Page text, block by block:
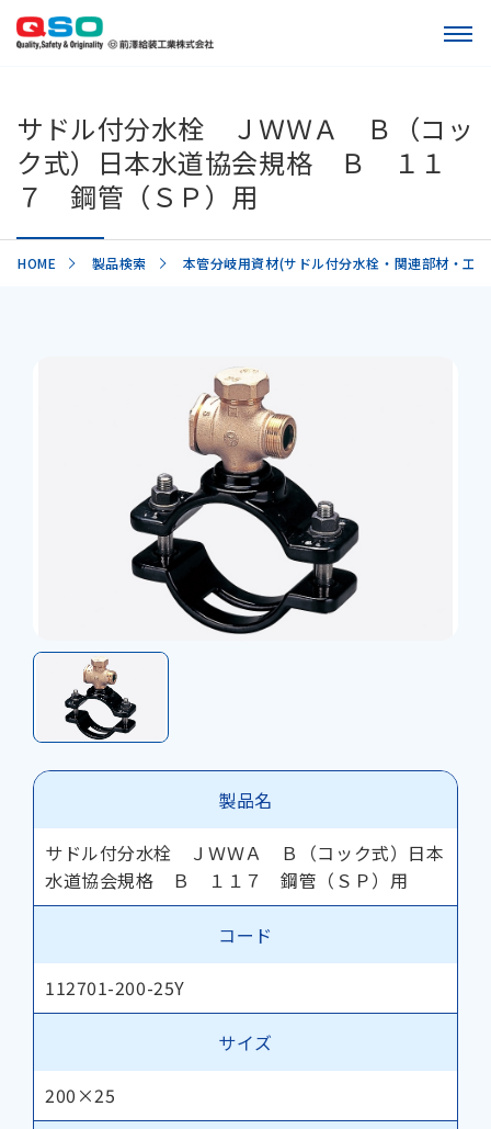
サドル付分水栓 ＪＷＷＡ Ｂ（コッ
ク式）日本水道協会規格 Ｂ １１
７ 鋼管（ＳＰ）用
HOME 製品検索 本管分岐用資材(サドル付分水栓・関連部材・工
製品名
サドル付分水栓 ＪＷＷＡ Ｂ（コック式）日本
水道協会規格 Ｂ １１７ 鋼管（ＳＰ）用
コード
112701-200-25Y
サイズ
200×25